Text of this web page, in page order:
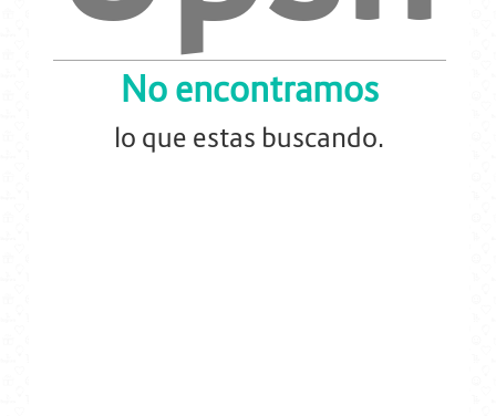
No encontramos
lo que estas buscando.